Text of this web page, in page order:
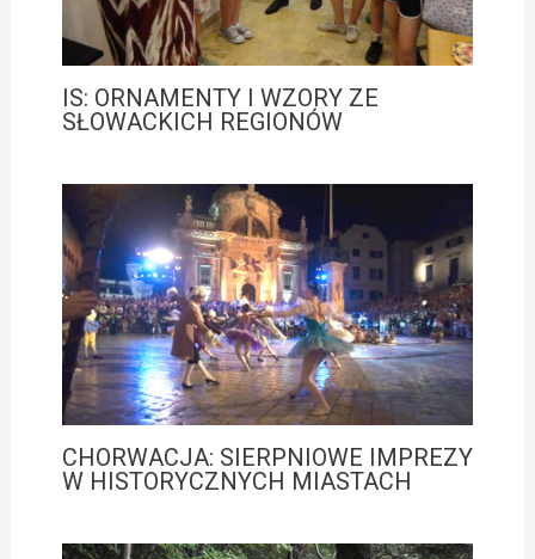
IS: ORNAMENTY I WZORY ZE
SŁOWACKICH REGIONÓW
CHORWACJA: SIERPNIOWE IMPREZY
W HISTORYCZNYCH MIASTACH